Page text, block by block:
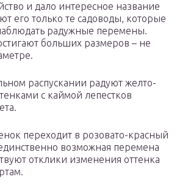
и дало интересное название
его только те садоводы, которые
радужные перемены.
больших размеров – не
распускании радуют желто-
с каймой лепестков
переходит в розовато-красный
возможная перемена
отклики изменения оттенка